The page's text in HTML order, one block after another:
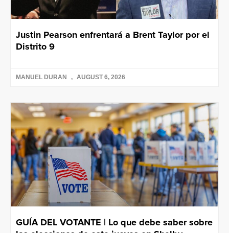
Justin Pearson enfrentará a Brent Taylor por el
Distrito 9
MANUEL DURAN AUGUST 6, 2026
GUÍA DEL VOTANTE | Lo que debe saber sobre